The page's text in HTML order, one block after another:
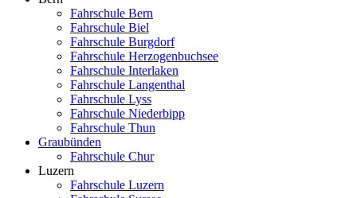
Fahrschule Bern
Fahrschule Biel
Fahrschule Burgdorf
Fahrschule Herzogenbuchsee
Fahrschule Interlaken
Fahrschule Langenthal
Fahrschule Lyss
Fahrschule Niederbipp
Fahrschule Thun
Graubünden
Fahrschule Chur
Luzern
Fahrschule Luzern